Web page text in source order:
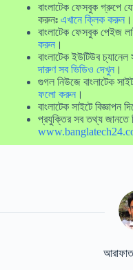
বাংলাটেক ফেসবুক গ্রুপে
করুনঃ এখানে ক্লিক করুন ।
বাংলাটেক ফেসবুক পেইজ
করুন ।
বাংলাটেক ইউটিউব চ্যানেল
দারুণ সব ভিডিও দেখুন ।
গুগল নিউজে বাংলাটেক
ফলো করুন ।
বাংলাটেক সাইটে
প্রযুক্তির সব তথ্য জানতে